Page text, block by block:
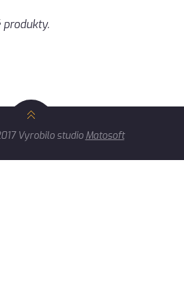
Vyrobilo studio Matosoft